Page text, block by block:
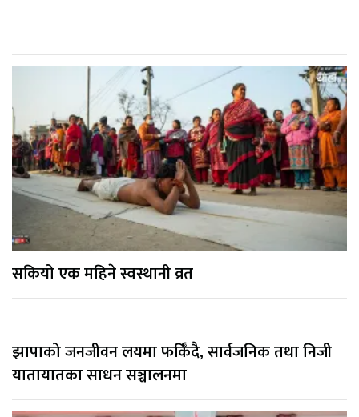
सकियो एक महिने स्वस्थानी व्रत
झापाको जनजीवन लयमा फर्किँदै, सार्वजनिक तथा निजी
यातायातका साधन सञ्चालनमा